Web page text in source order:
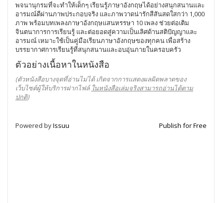
พจนานุกรมที่จะทำให้เด็กๆ เรียนรู้ภาษาอังกฤษได้อย่างสนุกสนานและ
อารมณ์ดีผ่านภาพประกอบจริง และภาพวาดน่ารักสีสันสดใสกว่า 1,000
ภาพ พร้อมบทเพลงภาษาอังกฤษแสนหรรษา 10 เพลง ช่วยต่อเติม
จินตนาการการเรียนรู้ และต่อยอดสู่ความเป็นเลิศด้านสติปัญญาและ
อารมณ์ เหมาะใช้เป็นคู่มือเรียนภาษาอังกฤษของทุกคน เพื่อสร้าง
บรรยากาศการเรียนรู้ที่สนุกสนานและอบอุ่นภายในครอบครัว
ตัวอย่างเนื้อหาในหนังสือ
(ตัวหนังสือบางจุดที่อ่านไม่ได้ เกิดจากการแสดงผลผิดพลาดของ
เว็บไซต์ผู้ให้บริการฝากไฟล์ ในหนังสือเล่มจริงสามารถอ่านได้ตาม
ปกติ)
Powered byIssuu Publish for Free